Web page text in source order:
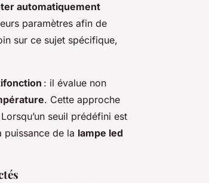
automatiquement
paramètres afin de
sur ce sujet spécifique,
: il évalue non
. Cette approche
seuil prédéfini est
puissance de la lampe led